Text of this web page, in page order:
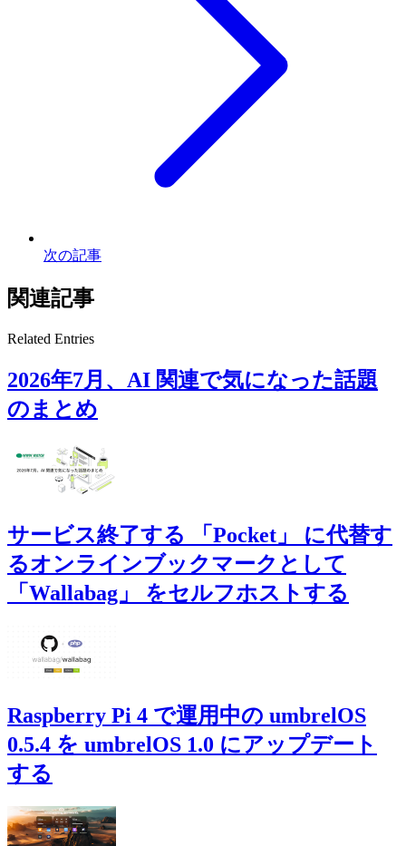
次の記事
関連記事
Related Entries
2026年7月、AI 関連で気になった話題
のまとめ
サービス終了する 「Pocket」 に代替す
るオンラインブックマークとして
「Wallabag」 をセルフホストする
Raspberry Pi 4 で運用中の umbrelOS
0.5.4 を umbrelOS 1.0 にアップデート
する